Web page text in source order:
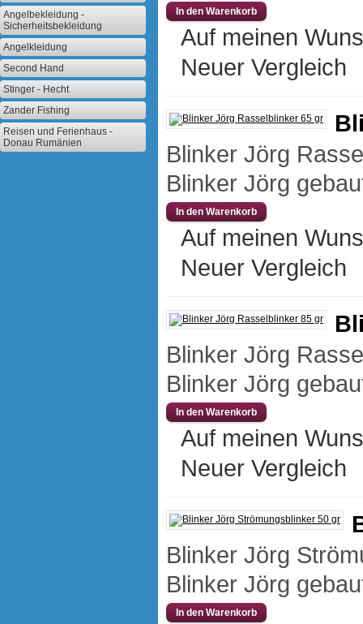
Angelbekleidung -
Sicherheitsbekleidung
Angelkleidung
Second Hand
Stinger - Hecht
Zander Fishing
Reisen und Ferienhaus -
Donau Rumänien
Auf meinen
Neuer Vergleich
Blinker Jörg
Blinker Jörg
Auf meinen
Neuer Vergleich
Blinker Jörg
Blinker Jörg
Auf meinen
Neuer Vergleich
Blinker Jörg
Blinker Jörg